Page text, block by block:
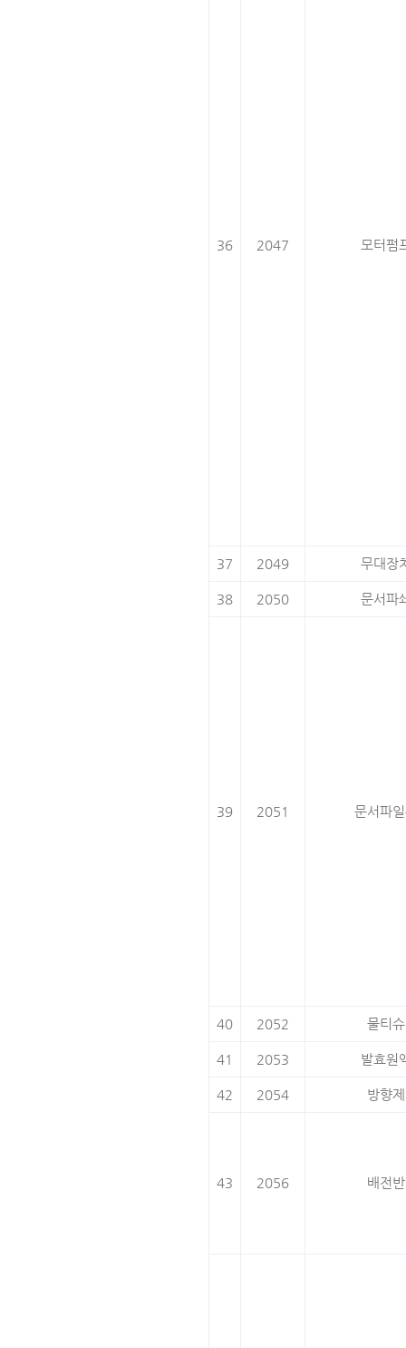
36 2047 모터펌
37 2049 무대장
38 2050 문서파
39 2051 문서파
40 2052 물티슈
41 2053 발효원
42 2054 방향제
43 2056 배전반